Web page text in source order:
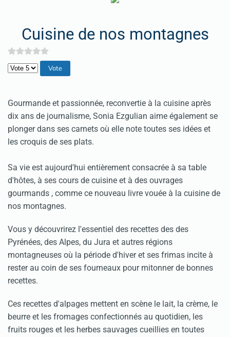
Cuisine de nos montagnes
Veuillez voter
Gourmande et passionnée, reconvertie à la cuisine après
dix ans de journalisme, Sonia Ezgulian aime également se
plonger dans ses car­nets où elle note toutes ses idées et
les cro­quis de ses plats.
Sa vie est aujourd'hui entièrement consa­crée à sa table
d'hôtes, à ses cours de cui­sine et à des ouvrages
gourmands , comme ce nouveau livre vouée à la cuisine de
nos montagnes.
Vous y découvrirez l'essentiel des recet­tes des des
Pyrénées, des Alpes, du Jura et autres régions
montagneuses où la période d'hiver et ses frimas incite à
rester au coin de ses fourneaux pour mitonner de bonnes
recettes.
Ces recettes d'alpages mettent en scène le lait, la crème, le
beurre et les fromages confectionnés au quotidien, les
fruits rouges et les herbes sau­va­ges cueillies en toutes